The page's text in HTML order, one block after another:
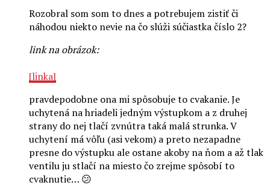
Rozobral som som to dnes a potrebujem zistiť či
náhodou niekto nevie na čo slúži súčiastka číslo 2?
link na obrázok:
[linka]
pravdepodobne ona mi spôsobuje to cvakanie. Je
uchytená na hriadeli jedným výstupkom a z druhej
strany do nej tlačí zvnútra taká malá strunka. V
uchytení má vôľu (asi vekom) a preto nezapadne
presne do výstupku ale ostane akoby na ňom a až tlak
ventilu ju stlačí na miesto čo zrejme spôsobí to
cvaknutie… 😕